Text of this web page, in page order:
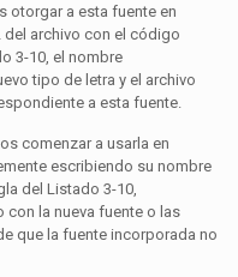
otorgar a esta fuente en
del archivo con el código
3-10, el nombre
tipo de letra y el archivo
a esta fuente.
comenzar a usarla en
escribiendo su nombre
del Listado 3-10,
la nueva fuente o las
que la fuente incorporada no